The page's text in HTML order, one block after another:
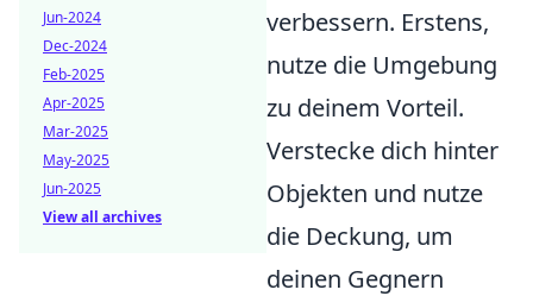
verbessern. Erstens,
nutze die Umgebung
zu deinem Vorteil.
Verstecke dich hinter
Objekten und nutze
die Deckung, um
deinen Gegnern
Jun-2024
Dec-2024
Feb-2025
Apr-2025
Mar-2025
May-2025
Jun-2025
View all archives